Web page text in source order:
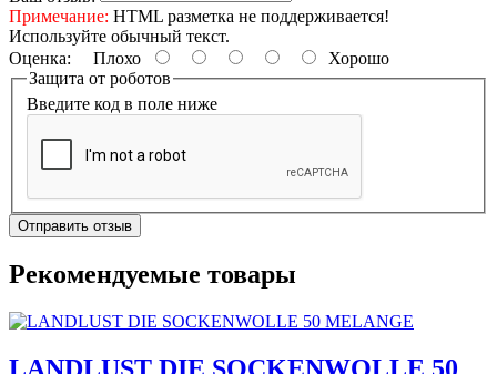
Примечание: HTML разметка не поддерживается!
Используйте обычный текст.
Оценка: Плохо
Хорошо
Защита от роботов
Введите код в поле ниже
Отправить отзыв
Рекомендуемые товары